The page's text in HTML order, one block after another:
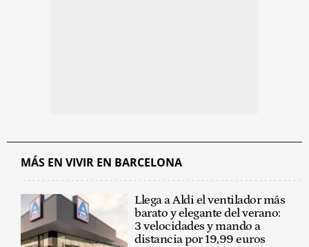
MÁS EN VIVIR EN BARCELONA
Llega a Aldi el ventilador más
barato y elegante del verano:
3 velocidades y mando a
distancia por 19,99 euros